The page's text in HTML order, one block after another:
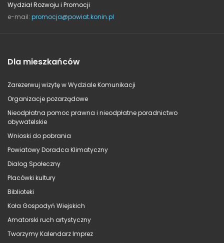
Wydział Rozwoju i Promocji
e-mail: promocja@powiat.konin.pl
Dla mieszkańców
Zarezerwuj wizytę w Wydziale Komunikacji
Organizacje pozarządowe
Nieodpłatna pomoc prawna i nieodpłatne poradnictwo
obywatelskie
Wnioski do pobrania
Powiatowy Doradca Klimatyczny
Dialog Społeczny
Placówki kultury
Biblioteki
Koła Gospodyń Wiejskich
Amatorski ruch artystyczny
Tworzymy Kalendarz Imprez